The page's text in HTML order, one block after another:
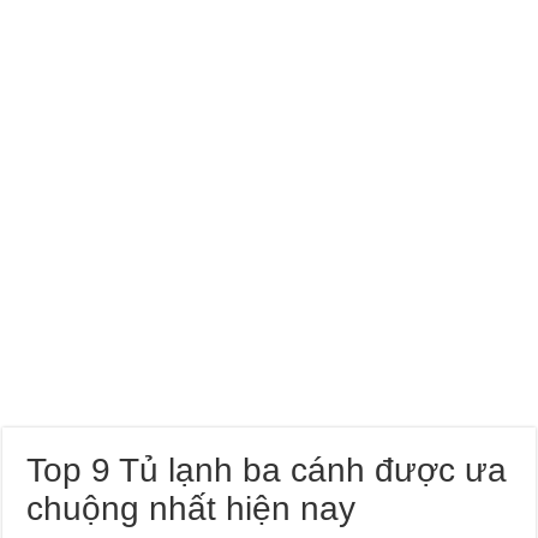
Top 9 Tủ lạnh ba cánh được ưa
chuộng nhất hiện nay